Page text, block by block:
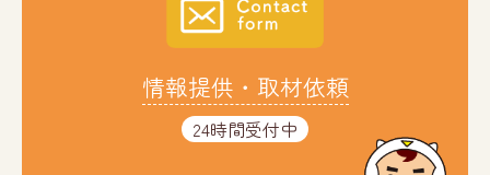
情報提供・取材依頼
24時間受付中